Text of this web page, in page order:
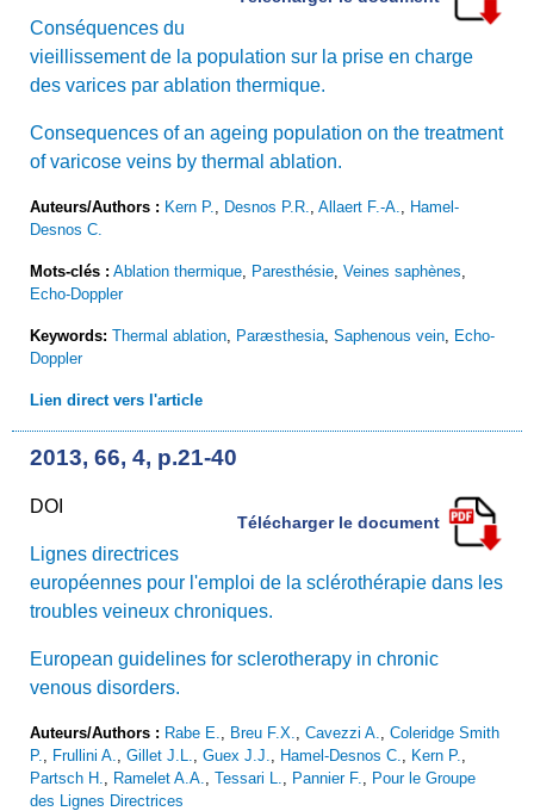
Conséquences du
vieillissement de la population sur la prise en charge
des varices par ablation thermique.
Consequences of an ageing population on the treatment
of varicose veins by thermal ablation.
Auteurs/Authors : Kern P. Desnos P.R. Allaert F.-A.
Hamel-
Desnos C.
Mots-clés : Ablation thermique Paresthésie Veines saphènes
Echo-Doppler
Keywords: Thermal ablation Paræsthesia Saphenous vein
Echo-
Doppler
Lien direct vers l'article
2013, 66, 4, p.21-40
DOI
Télécharger le document
Lignes directrices
européennes pour l'emploi de la sclérothérapie dans les
troubles veineux chroniques.
European guidelines for sclerotherapy in chronic
venous disorders.
Auteurs/Authors : Rabe E. Breu F.X. Cavezzi A.
Coleridge Smith
P.
Frullini A. Gillet J.L. Guex J.J. Hamel-Desnos C. Kern P.
Partsch H.
Ramelet A.A. Tessari L. Pannier F.
Pour le Groupe
des Lignes Directrices